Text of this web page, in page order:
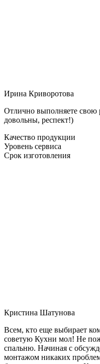
Ирина Криворотова
Отлично выполняете свою
довольны, респект!)
Качество продукции
Уровень сервиса
Срок изготовления
Кристина Шатунова
Всем, кто еще выбирает
советую Кухни мол! Не
спальню. Начиная с
монтажом никаких